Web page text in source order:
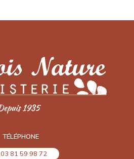
TÉLÉPHONE
03 81 59 98 72